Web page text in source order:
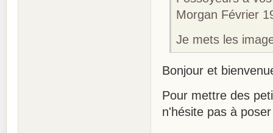
Morgan Février
Je mets les
Bonjour et
Pour mettre des
n'hésite pas à